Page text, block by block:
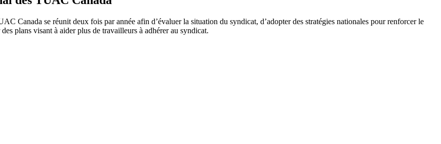
Canada se réunit deux fois par année afin d’évaluer la situation du syndicat, d’adopter des stratégies nationales pour renforcer le
plans visant à aider plus de travailleurs à adhérer au syndicat.